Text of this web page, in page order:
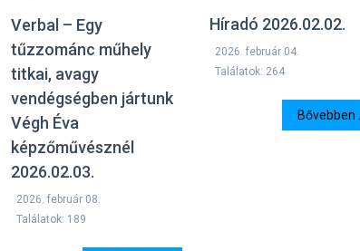
Verbal – Egy
tűzzománc műhely
titkai, avagy
vendégségben jártunk
Végh Éva
képzőművésznél
2026.02.03.
2026. február 08.
Találatok: 189
Híradó 2026.02.02.
2026. február 04.
Találatok: 264
Bővebben ...